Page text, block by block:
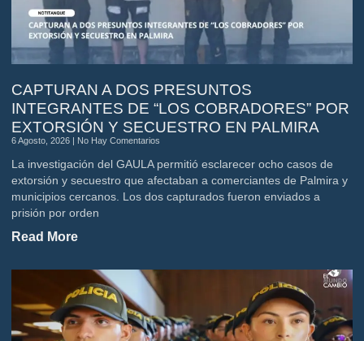
CAPTURAN A DOS PRESUNTOS
INTEGRANTES DE “LOS COBRADORES” POR
EXTORSIÓN Y SECUESTRO EN PALMIRA
6 Agosto, 2026 No Hay Comentarios
La investigación del GAULA permitió esclarecer ocho casos de
extorsión y secuestro que afectaban a comerciantes de Palmira y
municipios cercanos. Los dos capturados fueron enviados a
prisión por orden
Read More